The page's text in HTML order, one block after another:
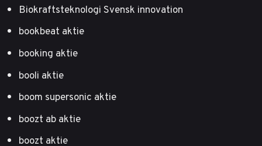
Biokraftsteknologi Svensk innovation
bookbeat aktie
booking aktie
booli aktie
boom supersonic aktie
boozt ab aktie
boozt aktie